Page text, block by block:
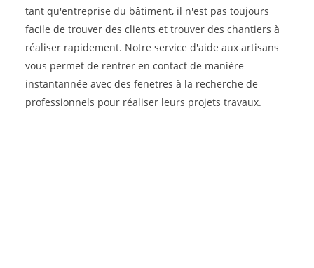
tant qu'entreprise du bâtiment, il n'est pas toujours
facile de trouver des clients et trouver des chantiers à
réaliser rapidement. Notre service d'aide aux artisans
vous permet de rentrer en contact de manière
instantannée avec des fenetres à la recherche de
professionnels pour réaliser leurs projets travaux.